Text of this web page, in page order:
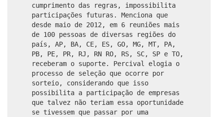
cumprimento das regras, impossibilita
participações futuras. Menciona que
desde maio de 2012, em 6 reuniões mais
de 100 pessoas de diversas regiões do
país, AP, BA, CE, ES, GO, MG, MT, PA,
PB, PE, PR, RJ, RN RO, RS, SC, SP e TO,
receberam o suporte. Percival elogia o
processo de seleção que ocorre por
sorteio, considerando que isso
possibilita a participação de empresas
que talvez não teriam essa oportunidade
se tivessem que passar por uma